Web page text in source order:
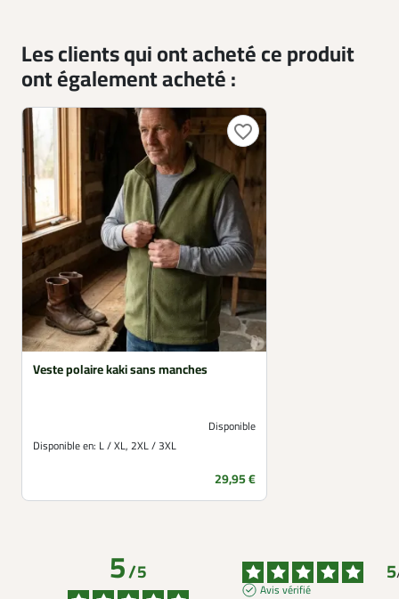
Les clients qui ont acheté ce produit
ont également acheté :
favorite_border
Veste polaire kaki sans manches
Disponible
Disponible en: L / XL, 2XL / 3XL
Prix
29,95 €
5/5 5
Avis vérifié